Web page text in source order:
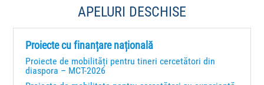
APELURI DESCHISE
Proiecte cu finanțare națională
Proiecte de mobilități pentru tineri cercetători din
diaspora – MCT-2026